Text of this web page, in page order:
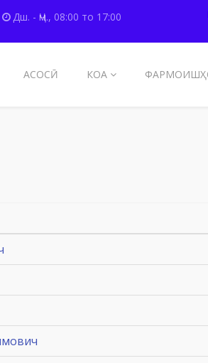
Дш. - Ҷм., 08:00 то 17:00
АСОСӢ КОА